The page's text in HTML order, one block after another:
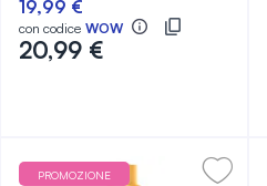
19,99 €
con codice WOW
20,99 €
PROMOZIONE